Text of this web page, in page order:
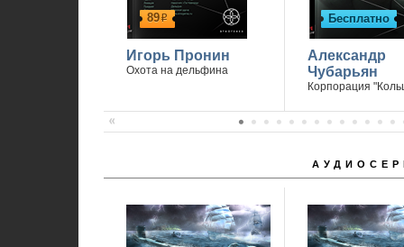
89р
Игорь Пронин
Охота на дельфина
Бесплатно
Александр
Чубарьян
Корпорация